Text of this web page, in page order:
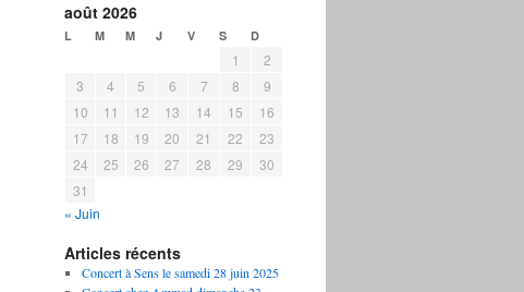
août 2026
L M M J V S D
1
2
3
4 5 6 7 8
9
10
11 12 13 14 15
16
17
18 19 20 21 22
23
24
25 26 27 28 29
30
31
« Juin
Articles récents
Concert à Sens le samedi 28 juin 2025